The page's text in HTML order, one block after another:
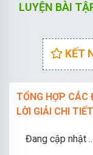
LUYỆN BÀI
KẾT
TỔNG HỢP
LỜI GIẢI CHI
Đang cập nhật ...